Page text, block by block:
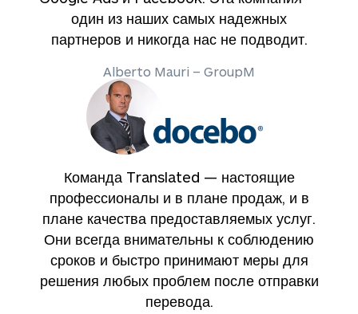
один из наших самых надежных
партнеров и никогда нас не подводит.
Alberto Mauri – GroupM
Команда Translated — настоящие
профессионалы и в плане продаж, и в
плане качества предоставляемых услуг.
Они всегда внимательны к соблюдению
сроков и быстро принимают меры для
решения любых проблем после отправки
перевода.